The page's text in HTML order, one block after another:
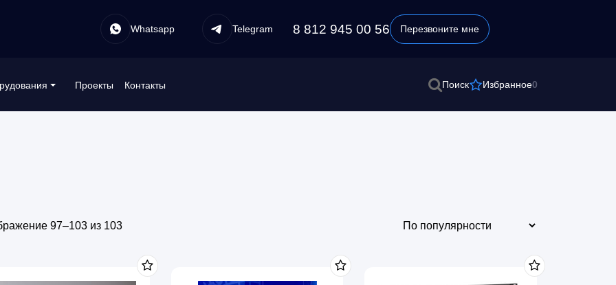
Whatsapp Telegram 8 812 945 00 56 Перезвоните мне
Проекты Контакты Поиск Избранное0
97–103 из 103